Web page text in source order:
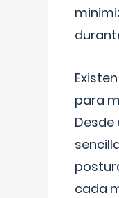
para
cada